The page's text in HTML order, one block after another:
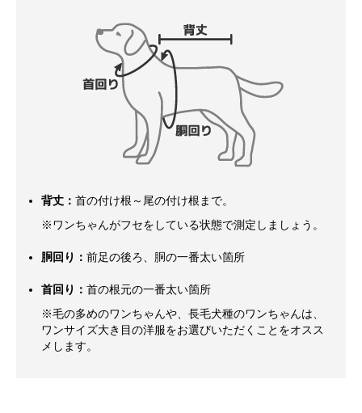
背丈： 首の付け根～尾の付け根まで。
※ワンちゃんがフセをしている状態で測定しましょう。
胴回り： 前足の後ろ、胴の一番太い箇所
首回り： 首の根元の一番太い箇所
※毛の多めのワンちゃんや、長毛犬種のワンちゃんは、
ワンサイズ大き目の洋服をお選びいただくことをオスス
メします。